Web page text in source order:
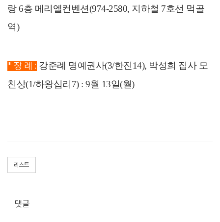
랑 6층 메리엘컨벤션(974-2580, 지하철 7호선 먹골
역)
* 장 례 : 강준례 명예권사(3/한진14), 박성희 집사 모
친상(1/하왕십리7) : 9월 13일(월)
리스트
댓글